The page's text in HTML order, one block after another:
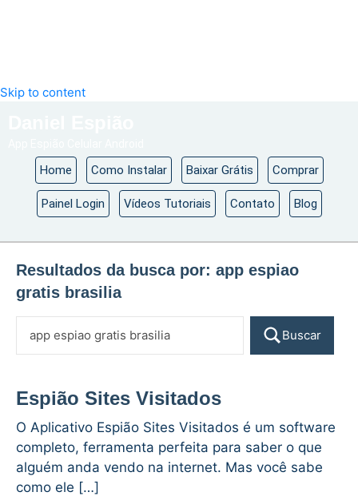
Skip to content
Home Como Instalar Baixar Grátis Comprar
Painel Login Vídeos Tutoriais Contato Blog
Resultados da busca por: app espiao
gratis brasilia
Buscar
Espião Sites Visitados
O Aplicativo Espião Sites Visitados é um software
completo, ferramenta perfeita para saber o que
alguém anda vendo na internet. Mas você sabe
como ele […]